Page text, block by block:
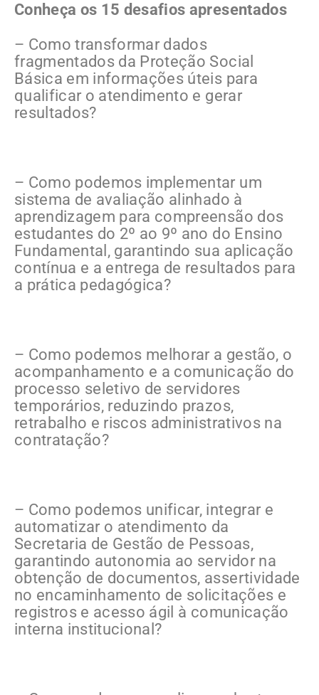
Conheça os 15 desafios apresentados
– Como transformar dados
fragmentados da Proteção Social
Básica em informações úteis para
qualificar o atendimento e gerar
resultados?
– Como podemos implementar um
sistema de avaliação alinhado à
aprendizagem para compreensão dos
estudantes do 2º ao 9º ano do Ensino
Fundamental, garantindo sua aplicação
contínua e a entrega de resultados para
a prática pedagógica?
– Como podemos melhorar a gestão, o
acompanhamento e a comunicação do
processo seletivo de servidores
temporários, reduzindo prazos,
retrabalho e riscos administrativos na
contratação?
– Como podemos unificar, integrar e
automatizar o atendimento da
Secretaria de Gestão de Pessoas,
garantindo autonomia ao servidor na
obtenção de documentos, assertividade
no encaminhamento de solicitações e
registros e acesso ágil à comunicação
interna institucional?